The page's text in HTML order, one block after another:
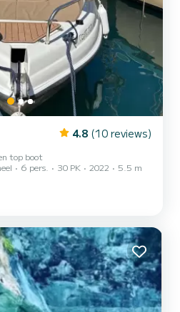
4.8 (10 reviews)
top boot
6 pers. 30 PK 2022
5.5 m